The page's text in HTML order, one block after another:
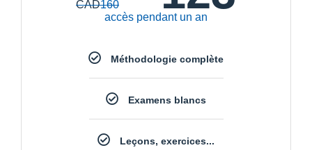
CAD160
accès pendant un an
Méthodologie complète
Examens blancs
Leçons, exercices...